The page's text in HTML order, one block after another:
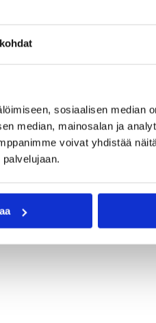
sosiaalisen median
median, mainosalan ja
voivat yhdistää
luontevan tilaisuuden
tuo tullessaan. Luotan
Yli-Kankahila
Kepon, Iiris Muhosen ja